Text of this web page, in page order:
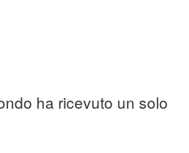
ha ricevuto un solo